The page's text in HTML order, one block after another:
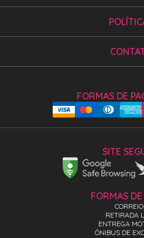
SITE
FORMAS DE
FORMAS
RETIRADA
ENTREGA
ÔNIBUS DE